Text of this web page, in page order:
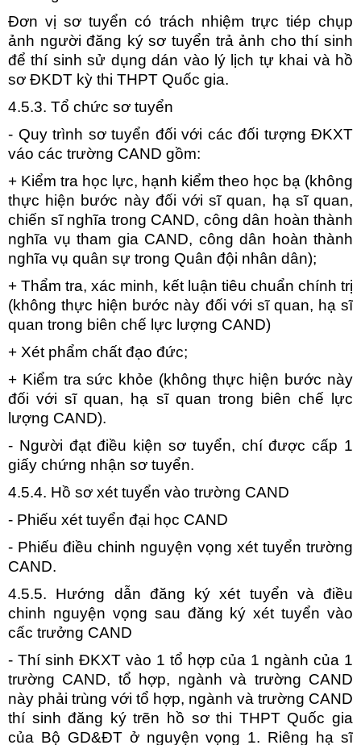
Đơn vị sơ tuyển có trách nhiệm trực tiép chụp
ảnh người đăng ký sơ tuyển trả ảnh cho thí sinh
để thí sinh sử dụng dán vào lý lịch tự khai và hồ
sơ ĐKDT kỳ thi THPT Quốc gia.
4.5.3. Tổ chức sơ tuyển
- Quy trình sơ tuyển đối với các đối tượng ĐKXT
váo các trường CAND gồm:
+ Kiểm tra học lực, hạnh kiểm theo học bạ (không
thực hiện bước này đối với sĩ quan, hạ sĩ quan,
chiến sĩ nghĩa trong CAND, công dân hoàn thành
nghĩa vụ tham gia CAND, công dân hoàn thành
nghĩa vụ quân sự trong Quân đội nhân dân);
+ Thẩm tra, xác minh, kết luận tiêu chuẩn chính trị
(không thực hiện bước này đối với sĩ quan, hạ sĩ
quan trong biên chế lực lượng CAND)
+ Xét phẩm chất đạo đức;
+ Kiểm tra sức khỏe (không thực hiện bước này
đối với sĩ quan, hạ sĩ quan trong biên chế lực
lượng CAND).
- Người đạt điều kiện sơ tuyển, chí được cấp 1
giấy chứng nhận sơ tuyển.
4.5.4. Hồ sơ xét tuyển vào trường CAND
- Phiếu xét tuyển đại học CAND
- Phiếu điều chinh nguyện vọng xét tuyển trường
CAND.
4.5.5. Hướng dẫn đăng ký xét tuyển và điều
chinh nguyện vọng sau đăng ký xét tuyển vào
cấc trưởng CAND
- Thí sinh ĐKXT vào 1 tổ hợp của 1 ngành của 1
trường CAND, tổ hợp, ngành và trường CAND
này phải trùng với tổ hợp, ngành và trường CAND
thí sinh đăng ký trẽn hồ sơ thi THPT Quốc gia
của Bộ GD&ĐT ở nguyện vọng 1. Riêng hạ sĩ